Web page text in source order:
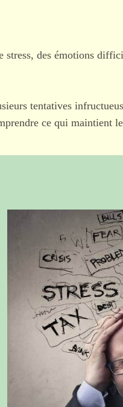
des émotions
tentatives
ce qui maintient